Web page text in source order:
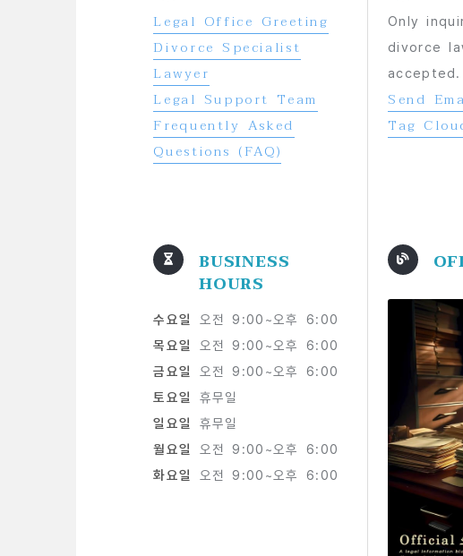
Legal Office Greeting
Divorce Specialist
Lawyer
Legal Support Team
Frequently Asked
Questions (FAQ)
Only
divorce
accepted.
Send
Tag
BUSINESS
HOURS
수요일
오전 9:00~오후 6:00
목요일
오전 9:00~오후 6:00
금요일
오전 9:00~오후 6:00
토요일
휴무일
일요일
휴무일
월요일
오전 9:00~오후 6:00
화요일
오전 9:00~오후 6:00